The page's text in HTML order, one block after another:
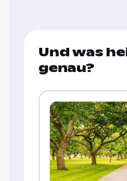
Und was
genau?